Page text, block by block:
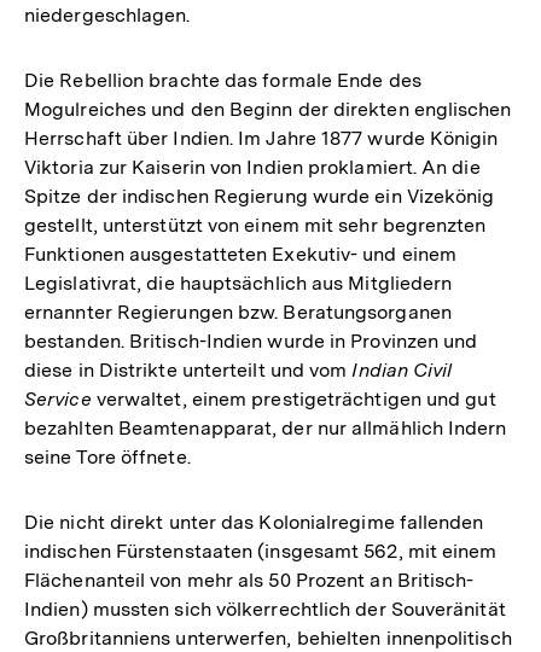
niedergeschlagen.
Die Rebellion brachte das formale Ende des
Mogulreiches und den Beginn der direkten englischen
Herrschaft über Indien. Im Jahre 1877 wurde Königin
Viktoria zur Kaiserin von Indien proklamiert. An die
Spitze der indischen Regierung wurde ein Vizekönig
gestellt, unterstützt von einem mit sehr begrenzten
Funktionen ausgestatteten Exekutiv- und einem
Legislativrat, die hauptsächlich aus Mitgliedern
ernannter Regierungen bzw. Beratungsorganen
bestanden. Britisch-Indien wurde in Provinzen und
diese in Distrikte unterteilt und vomIndian Civil
Service verwaltet, einem prestigeträchtigen und gut
bezahlten Beamtenapparat, der nur allmählich Indern
seine Tore öffnete.
Die nicht direkt unter das Kolonialregime fallenden
indischen Fürstenstaaten (insgesamt 562, mit einem
Flächenanteil von mehr als 50 Prozent an Britisch-
Indien) mussten sich völkerrechtlich der Souveränität
Großbritanniens unterwerfen, behielten innenpolitisch